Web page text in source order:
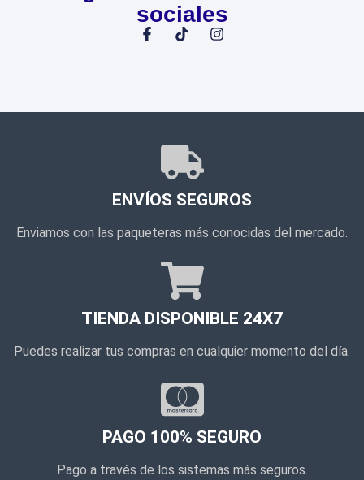
sociales
ENVÍOS SEGUROS
Enviamos con las paqueteras más conocidas del mercado.
TIENDA DISPONIBLE 24X7
Puedes realizar tus compras en cualquier momento del día.
PAGO 100% SEGURO
Pago a través de los sistemas más seguros.